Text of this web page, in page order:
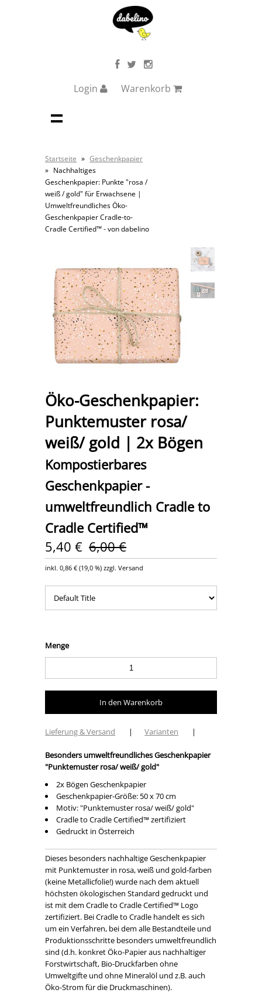
Login Warenkorb
Startseite » Geschenkpapier
» Nachhaltiges
Geschenkpapier: Punkte "rosa /
weiß / gold" für Erwachsene |
Umweltfreundliches Öko-
Geschenkpapier Cradle-to-
Cradle Certified™ - von dabelino
Öko-Geschenkpapier:
Punktemuster rosa/
weiß/ gold | 2x Bögen
Kompostierbares
Geschenkpapier -
umweltfreundlich Cradle to
Cradle Certified™
5,40 € 6,00 €
inkl.0,86 € (19,0 %) zzgl. Versand
Menge
Lieferung & Versand | Varianten |
Besonders umweltfreundliches Geschenkpapier
"Punktemuster rosa/ weiß/ gold"
2x Bögen Geschenkpapier
Geschenkpapier-Größe: 50 x 70 cm
Motiv: "Punktemuster rosa/ weiß/ gold"
Cradle to Cradle Certified™ zertifiziert
Gedruckt in Österreich
Dieses besonders nachhaltige Geschenkpapier
mit Punktemuster in rosa, weiß und gold-farben
(keine Metallicfolie!) wurde nach dem aktuell
höchsten ökologischen Standard gedruckt und
ist mit dem Cradle to Cradle Certified™ Logo
zertifiziert. Bei Cradle to Cradle handelt es sich
um ein Verfahren, bei dem alle Bestandteile und
Produktionsschritte besonders umweltfreundlich
sind (d.h. konkret Öko-Papier aus nachhaltiger
Forstwirtschaft, Bio-Druckfarben ohne
Umweltgifte und ohne Mineralöl und z.B. auch
Öko-Strom für die Druckmaschinen).